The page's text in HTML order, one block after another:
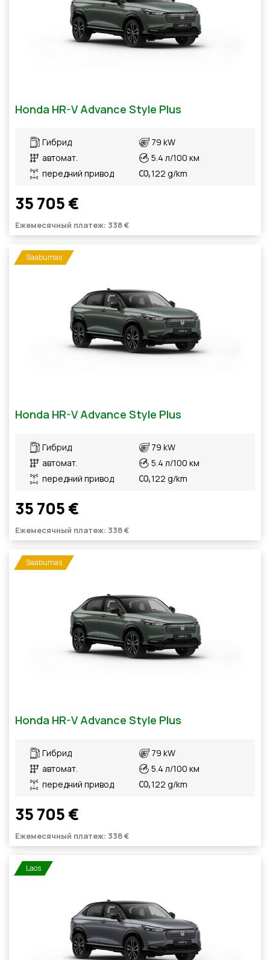
Honda HR-V Advance Style Plus
Гибрид
автомат.
передний привод
79 kW
5.4 л/100 км
122 g/km
35 705 €
Ежемесячный платеж: 338 €
Saabumas
Honda HR-V Advance Style Plus
Гибрид
автомат.
передний привод
79 kW
5.4 л/100 км
122 g/km
35 705 €
Ежемесячный платеж: 338 €
Saabumas
Honda HR-V Advance Style Plus
Гибрид
автомат.
передний привод
79 kW
5.4 л/100 км
122 g/km
35 705 €
Ежемесячный платеж: 338 €
Laos